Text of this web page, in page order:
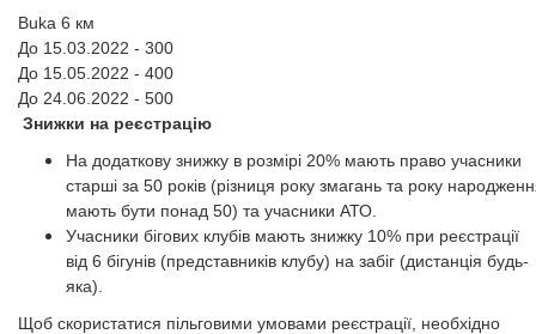
Buka 6 км
До 15.03 .2022 - 300
До 15.05.2022 - 400
До 24.06.2022 - 500
Знижки на реєстрацію
На додаткову знижку в розмірі 20% мають право учасники
старші за 50 років (різниця року змагань та року
мають бути понад 50) та учасники АТО.
Учасники бігових клубів мають знижку 10% при реєстрації
від 6 бігунів (представників клубу) на забіг (дистанція будь-
яка).
Щоб скористатися пільговими умовами реєстрації, необхідно